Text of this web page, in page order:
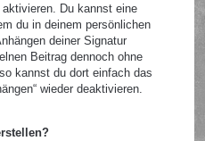
aktivieren. Du kannst eine
du in deinem persönlichen
deiner Signatur
Beitrag dennoch ohne
kannst du dort einfach das
wieder deaktivieren.